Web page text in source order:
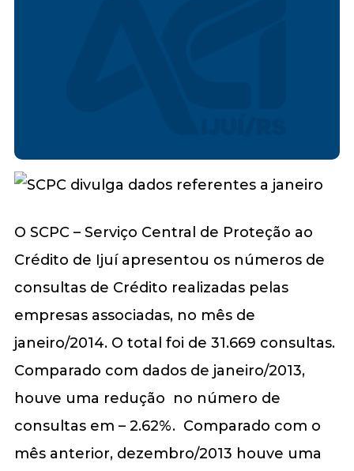
O SCPC – Serviço Central de Proteção ao
Crédito de Ijuí apresentou os números de
consultas de Crédito realizadas pelas
empresas associadas, no mês de
janeiro/2014. O total foi de 31.669 consultas.
Comparado com dados de janeiro/2013,
houve uma redução no número de
consultas em – 2.62%. Comparado com o
mês anterior, dezembro/2013 houve uma